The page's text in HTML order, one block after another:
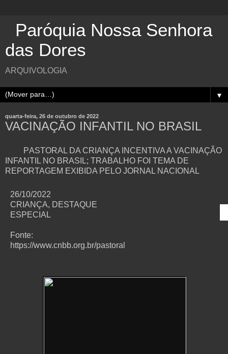
Paróquia Nossa Senhora
das Dores
ARQUIVOLOGIA
▼
quarta-feira, 26 de outubro de 2022
VACINAÇÃO INFANTIL NO BRASIL
PASTORAL DA CRIANÇA INCENTIVA A VACINAÇÃO
INFANTIL NO BRASIL; TRABALHO FOI TEMA DE
REPORTAGEM EXIBIDA PELO JORNAL NACIONAL
26/10/2022
CRIANÇA, DESTAQUE
ESPECIAL
Fonte:
https://www.cnbb.org.br/pastoral